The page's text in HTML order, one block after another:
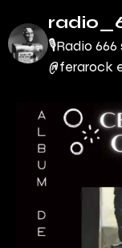
🎙Radio 666
@ferarock